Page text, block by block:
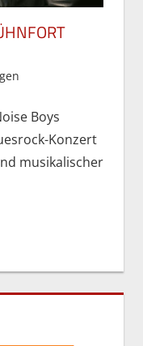
Boys
Konzert
musikalischer